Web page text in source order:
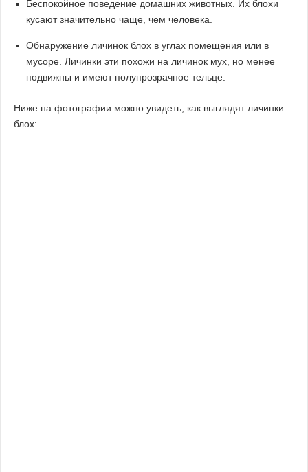
Беспокойное поведение домашних животных. Их блохи
кусают значительно чаще, чем человека.
Обнаружение личинок блох в углах помещения или в
мусоре. Личинки эти похожи на личинок мух, но менее
подвижны и имеют полупрозрачное тельце.
Ниже на фотографии можно увидеть, как выглядят личинки
блох: